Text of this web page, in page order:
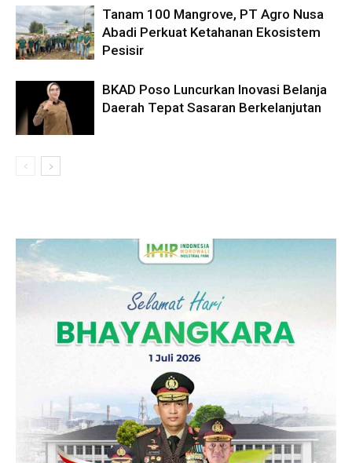
Tanam 100 Mangrove, PT Agro Nusa
Abadi Perkuat Ketahanan Ekosistem
Pesisir
BKAD Poso Luncurkan Inovasi Belanja
Daerah Tepat Sasaran Berkelanjutan